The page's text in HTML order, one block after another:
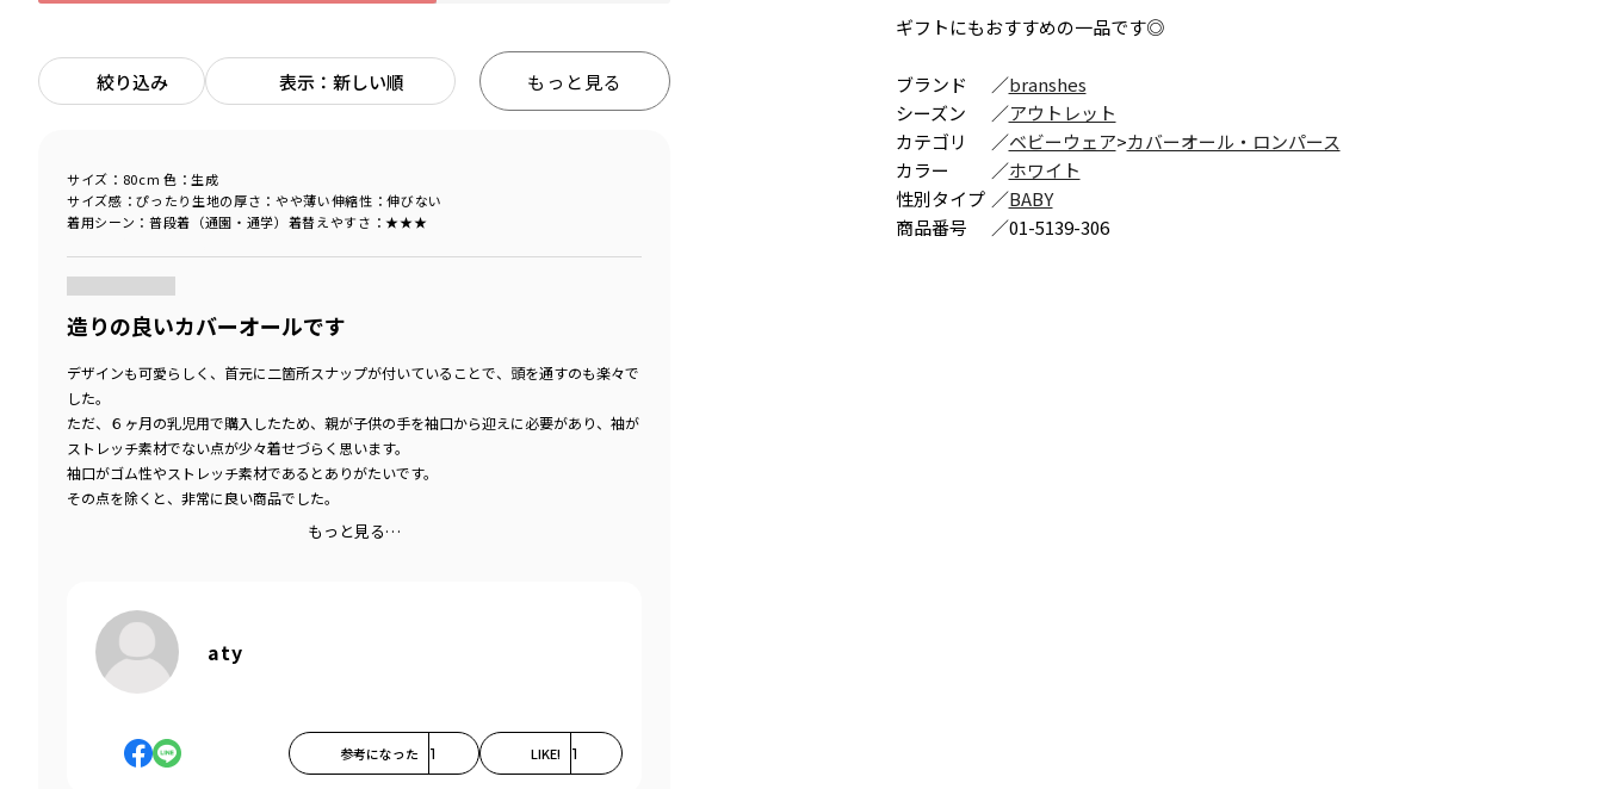
絞り込み 表示：新しい順 もっと見る
サイズ感 ：ぴったり 生地の厚さ ：やや薄い伸縮性 ：伸びない
着用シーン ：普段着（通園・通学） 着替えやすさ ：★★★
サイズ：80cm 色：生成
造りの良いカバーオールです
デザインも可愛らしく、首元に二箇所スナップが付いていることで、頭を通すのも楽々で
した。
ただ、６ヶ月の乳児用で購入したため、親が子供の手を袖口から迎えに必要があり、袖が
ストレッチ素材でない点が少々着せづらく思います。
袖口がゴム性やストレッチ素材であるとありがたいです。
その点を除くと、非常に良い商品でした。
もっと見る…
aty
参考になった 1 LIKE! 1
ギフトにもおすすめの一品です◎
ブランド ／branshes
シーズン
／アウトレット
カテゴリ
／ベビーウェア>カバーオール・ロンパース
カラー
／ホワイト
性別タイプ ／BABY
商品番号
／01-5139-306